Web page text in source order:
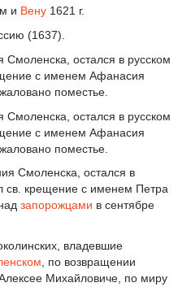
и Вену 1621 г.
(1637).
остался в русском
с именем Афанасия
поместье.
остался в русском
с именем Афанасия
поместье.
Смоленска, остался в
св. крещение с именем Петра
запорожцами в сентябре
владевшие
, по возвращении
Михайловиче, по миру